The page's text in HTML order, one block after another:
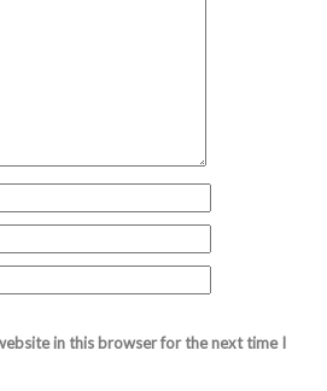
in this browser for the next time I